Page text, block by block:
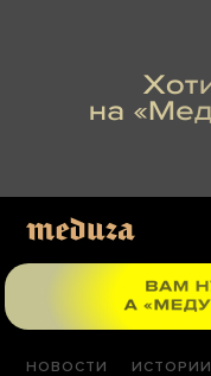
НОВОСТИ ИСТОРИИ